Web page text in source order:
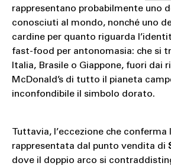
rappresentano probabilmente uno
conosciuti al mondo, nonché uno
cardine per quanto riguarda
fast-food per antonomasia: che si
Italia, Brasile o Giappone, fuori dai
McDonald’s di tutto il pianeta
inconfondibile il simbolo dorato.
Tuttavia, l’eccezione che conferma
rappresentata dal punto vendita di
dove il doppio arco si